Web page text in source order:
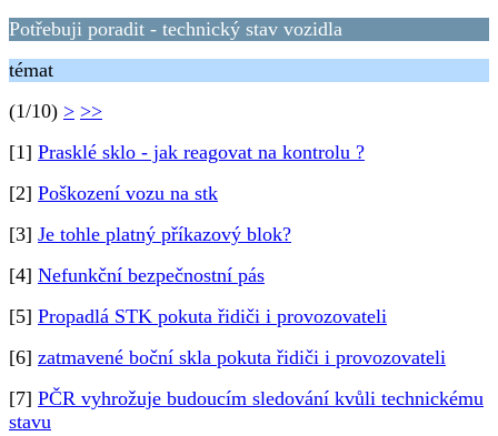
Potřebuji poradit - technický stav vozidla
témat
(1/10) > >>
[1] Prasklé sklo - jak reagovat na kontrolu ?
[2] Poškození vozu na stk
[3] Je tohle platný příkazový blok?
[4] Nefunkční bezpečnostní pás
[5] Propadlá STK pokuta řidiči i provozovateli
[6] zatmavené boční skla pokuta řidiči i provozovateli
[7] PČR vyhrožuje budoucím sledování kvůli technickému
stavu